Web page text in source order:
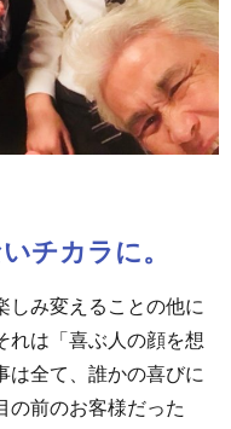
チカラに。
しみ変えることの他に
れは「喜ぶ人の顔を想
は全て、誰かの喜びに
の前のお客様だった